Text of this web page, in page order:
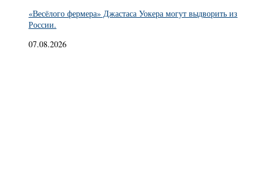
«Весёлого фермера» Джастаса Уокера могут выдворить из
России.
07.08.2026